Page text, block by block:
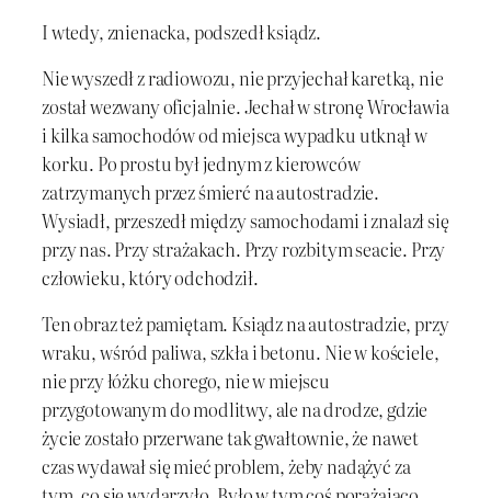
I wtedy, znienacka, podszedł ksiądz.
Nie wyszedł z radiowozu, nie przyjechał karetką, nie
został wezwany oficjalnie. Jechał w stronę Wrocławia
i kilka samochodów od miejsca wypadku utknął w
korku. Po prostu był jednym z kierowców
zatrzymanych przez śmierć na autostradzie.
Wysiadł, przeszedł między samochodami i znalazł się
przy nas. Przy strażakach. Przy rozbitym seacie. Przy
człowieku, który odchodził.
Ten obraz też pamiętam. Ksiądz na autostradzie, przy
wraku, wśród paliwa, szkła i betonu. Nie w kościele,
nie przy łóżku chorego, nie w miejscu
przygotowanym do modlitwy, ale na drodze, gdzie
życie zostało przerwane tak gwałtownie, że nawet
czas wydawał się mieć problem, żeby nadążyć za